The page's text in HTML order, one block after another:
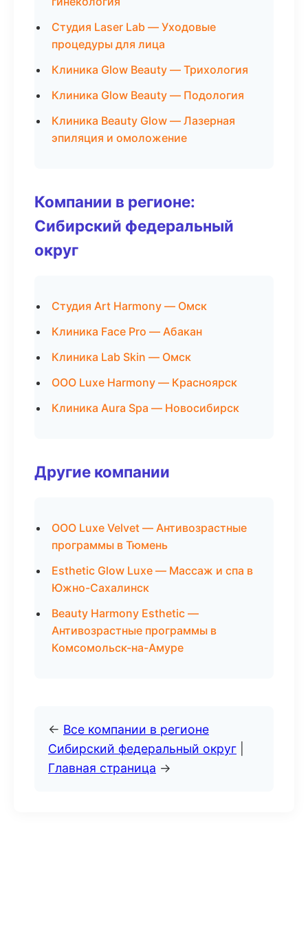
Студия Laser Lab — Уходовые
процедуры для лица
Клиника Glow Beauty — Трихология
Клиника Glow Beauty — Подология
Клиника Beauty Glow — Лазерная
эпиляция и омоложение
Компании в регионе:
Сибирский федеральный
округ
Студия Art Harmony — Омск
Клиника Face Pro — Абакан
Клиника Lab Skin — Омск
ООО Luxe Harmony — Красноярск
Клиника Aura Spa — Новосибирск
Другие компании
ООО Luxe Velvet — Антивозрастные
программы в Тюмень
Esthetic Glow Luxe — Массаж и спа в
Южно-Сахалинск
Beauty Harmony Esthetic —
Антивозрастные программы в
Комсомольск-на-Амуре
← Все компании в регионе
Сибирский федеральный округ
Главная страница →